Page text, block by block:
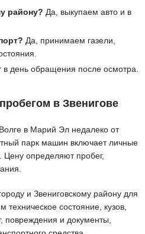
району? Да, выкупаем авто и в
Да, принимаем газели,
в день обращения после осмотра.
в Звенигове
в Марий Эл недалеко от
парк машин включает личные
Цену определяют пробег,
и Звениговскому району для
техническое состояние, кузов,
повреждения и документы,